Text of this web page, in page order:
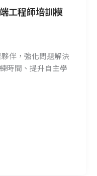
工程師培訓模
伴，強化問題解決
時間、提升自主學